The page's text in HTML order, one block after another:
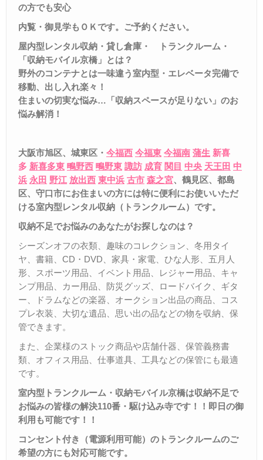
の方でも安心
内覧・御見学もＯＫです。ご予約ください。
屋内型レンタル収納・貸し倉庫・
トランクルーム・
「収納モバイル京橋」とは？
野外のコンテナとは一味違う室内型・エレベータ完備で
移動、出し入れ楽々！
住まいの切実な悩み… 「収納スペースが足りない」のお
悩み解消！
大阪市旭区、城東区・ 今福西 今福東 今福南 蒲生 新喜
多 新喜多東 鴫野西 鴫野東 諏訪 成育 関目 中央 天王田 中
浜 永田 野江 放出西 東中浜 古市 森之宮、鶴見区、都島
区、守口市にお住まいの方には特に便利にお使いいただ
ける室内型レンタル収納（トランクルーム）です。
収納不足でお悩みのあなたがお探しなのは？
シーズンオフの衣類、趣味のコレクション、冬用タイ
ヤ、書籍、CD・DVD、家具・家電、ひな人形、五月人
形、スポーツ用品、イベント用品、レジャー用品、キャ
ンプ用品、カー用品、防災グッズ、ロードバイク、ギタ
ー、ドラムなどの楽器、オークション出品の商品、コス
プレ衣装、大切な遺品、思い出の品などの物を収納、保
管できます。
また、企業様のストック商品や店舗什器、保管義務書
類、オフィス用品、仕事道具、工具などの保管にも最適
です。
室内型トランクルーム・収納モバイル京橋は収納不足で
お悩みの皆様の解決110番・駆け込み寺です！！ 即日の御
利用も可能です！！
コンセント付き（電源利用可能）のトランクルームのご
希望の方にも対応可能です。